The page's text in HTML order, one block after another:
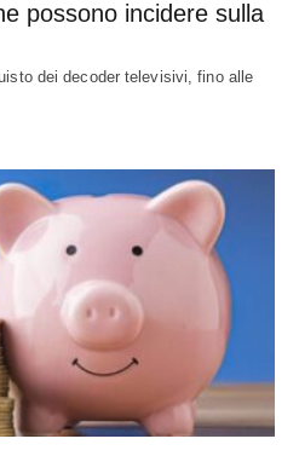
possono incidere sulla
dei decoder televisivi, fino alle